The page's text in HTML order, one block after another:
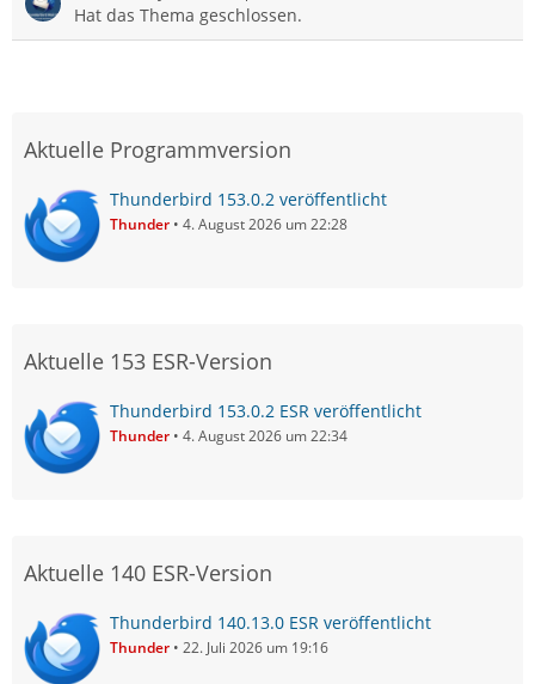
Hat das Thema geschlossen.
Aktuelle Programmversion
Thunderbird 153.0.2 veröffentlicht
Thunder 4. August 2026 um 22:28
Aktuelle 153 ESR-Version
Thunderbird 153.0.2 ESR veröffentlicht
Thunder 4. August 2026 um 22:34
Aktuelle 140 ESR-Version
Thunderbird 140.13.0 ESR veröffentlicht
Thunder 22. Juli 2026 um 19:16